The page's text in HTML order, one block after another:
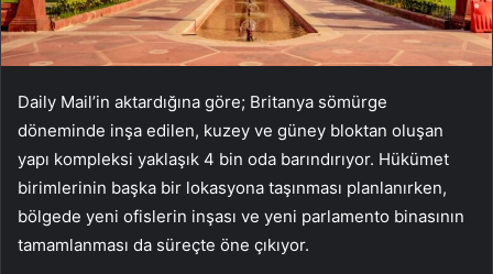
Daily Mail’in aktardığına göre; Britanya sömürge
döneminde inşa edilen, kuzey ve güney bloktan oluşan
yapı kompleksi yaklaşık 4 bin oda barındırıyor. Hükümet
birimlerinin başka bir lokasyona taşınması planlanırken,
bölgede yeni ofislerin inşası ve yeni parlamento binasının
tamamlanması da süreçte öne çıkıyor.